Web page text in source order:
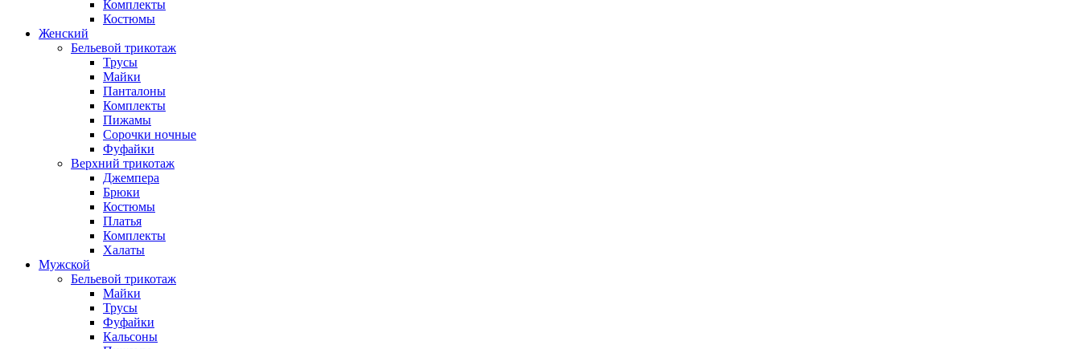
Комплекты
Костюмы
Женский
Бельевой трикотаж
Трусы
Майки
Панталоны
Комплекты
Пижамы
Сорочки ночные
Фуфайки
Верхний трикотаж
Джемпера
Брюки
Костюмы
Платья
Комплекты
Халаты
Мужской
Бельевой трикотаж
Майки
Трусы
Фуфайки
Кальсоны